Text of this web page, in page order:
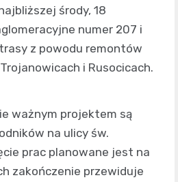
środy, 18
numer 207 i
z powodu remontów
i Rusocicach.
ważnym projektem są
na ulicy św.
prac planowane jest na
zakończenie przewiduje